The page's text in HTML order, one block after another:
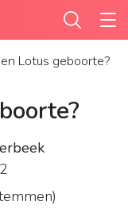
Lotus geboorte?
)